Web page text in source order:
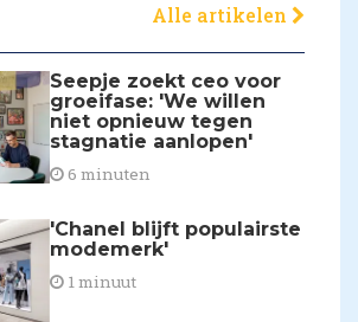
Alle artikelen
Seepje zoekt ceo voor
groeifase: 'We willen
niet opnieuw tegen
stagnatie aanlopen'
6 minuten
'Chanel blijft populairste
modemerk'
1 minuut